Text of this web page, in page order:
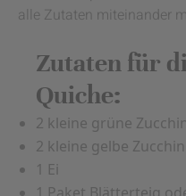
alle Zutaten miteinander
Zutaten für
Quiche:
2 kleine grüne Zucchini
2 kleine gelbe Zucchini
1 Ei